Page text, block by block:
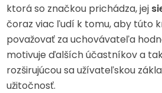
ktorá so značkou prichádza, jej
čoraz viac ľudí k tomu, aby túto
považovať za uchovávateľa
motivuje ďalších účastníkov a
rozširujúcou sa užívateľskou
užitočnosť.